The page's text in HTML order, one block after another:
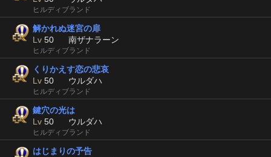
ヒルディブランド
解かれぬ迷宮の扉
Lv 50 南ザナラーン
ヒルディブランド
くりかえす恋の悲哀
Lv 50 ウルダハ
ヒルディブランド
鍵穴の光は
Lv 50 ウルダハ
ヒルディブランド
はじまりの予告